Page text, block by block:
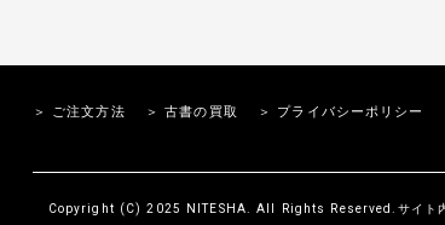
＞ ご注文方法 ＞ 古書の買取 ＞ プライバシーポリシー
Copyright (C) 2025 NITESHA. All Rights Reserved.サイト内